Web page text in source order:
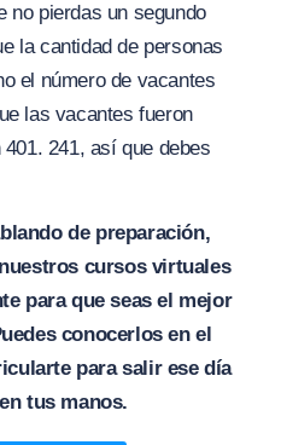
no pierdas un segundo
la cantidad de personas
el número de vacantes
las vacantes fueron
241, así que debes
de preparación,
cursos virtuales
para que seas el mejor
conocerlos en el
para salir ese día
tus manos.